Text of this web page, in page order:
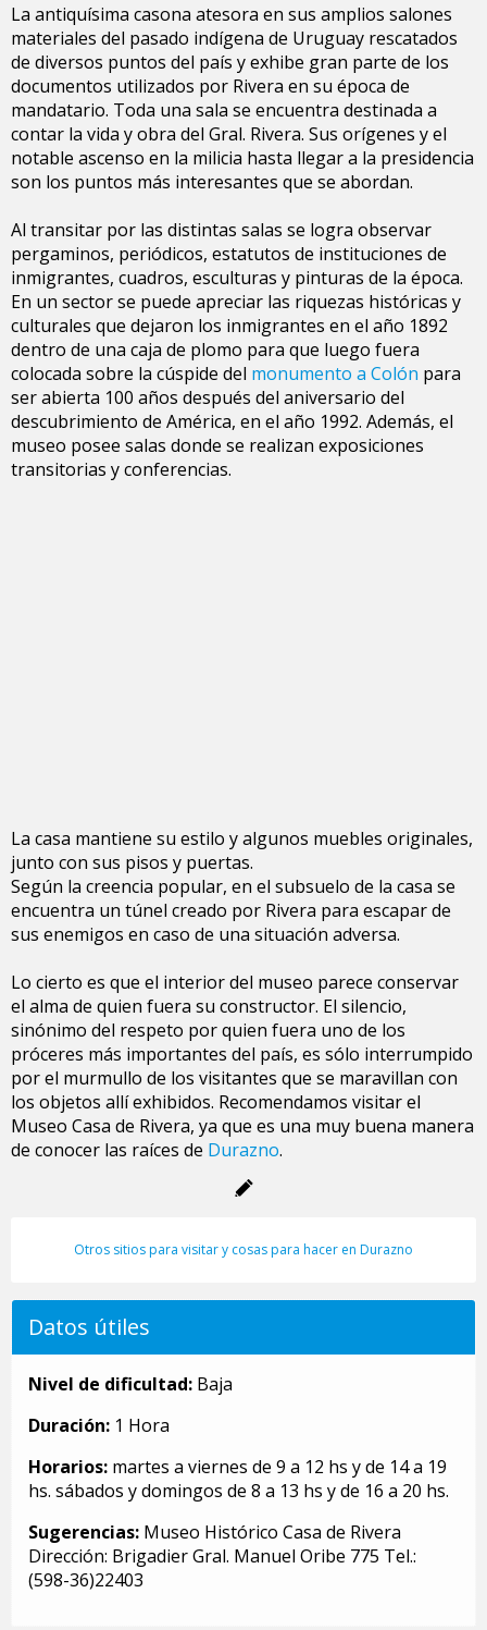
La antiquísima casona atesora en sus amplios salones
materiales del pasado indígena de Uruguay rescatados
de diversos puntos del país y exhibe gran parte de los
documentos utilizados por Rivera en su época de
mandatario. Toda una sala se encuentra destinada a
contar la vida y obra del Gral. Rivera. Sus orígenes y el
notable ascenso en la milicia hasta llegar a la presidencia
son los puntos más interesantes que se abordan.
Al transitar por las distintas salas se logra observar
pergaminos, periódicos, estatutos de instituciones de
inmigrantes, cuadros, esculturas y pinturas de la época.
En un sector se puede apreciar las riquezas históricas y
culturales que dejaron los inmigrantes en el año 1892
dentro de una caja de plomo para que luego fuera
colocada sobre la cúspide del monumento a Colón para
ser abierta 100 años después del aniversario del
descubrimiento de América, en el año 1992. Además, el
museo posee salas donde se realizan exposiciones
transitorias y conferencias.
La casa mantiene su estilo y algunos muebles originales,
junto con sus pisos y puertas.
Según la creencia popular, en el subsuelo de la casa se
encuentra un túnel creado por Rivera para escapar de
sus enemigos en caso de una situación adversa.
Lo cierto es que el interior del museo parece conservar
el alma de quien fuera su constructor. El silencio,
sinónimo del respeto por quien fuera uno de los
próceres más importantes del país, es sólo interrumpido
por el murmullo de los visitantes que se maravillan con
los objetos allí exhibidos. Recomendamos visitar el
Museo Casa de Rivera, ya que es una muy buena manera
de conocer las raíces de Durazno.
Otros sitios para visitar y cosas para hacer en Durazno
Datos útiles
Nivel de dificultad: Baja
Duración: 1 Hora
Horarios: martes a viernes de 9 a 12 hs y de 14 a 19
hs. sábados y domingos de 8 a 13 hs y de 16 a 20 hs.
Sugerencias: Museo Histórico Casa de Rivera
Dirección: Brigadier Gral. Manuel Oribe 775 Tel.:
(598-36)22403